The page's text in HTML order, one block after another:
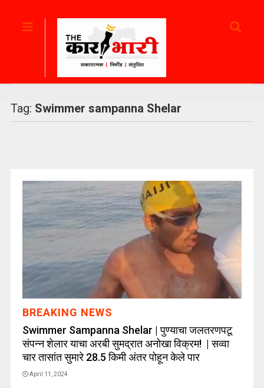
Tag: Swimmer sampanna Shelar
BREAKING NEWS
Swimmer Sampanna Shelar | पुण्याचा जलतरणपटू
संपन्न शेलार याचा अरबी सुमद्रात अनोखा विक्रम! | सव्वा
चार तासांत सुमारे 28.5 किमी अंतर पोहून केले पार
April 11, 2024